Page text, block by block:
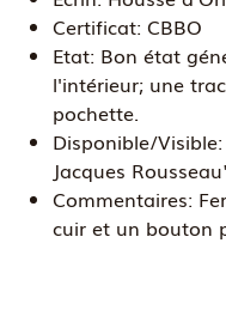
Certificat: CBBO
Etat: Bon état
l'intérieur; une
pochette.
Disponible/Visible:
Jacques
Commentaires:
cuir et un bouton